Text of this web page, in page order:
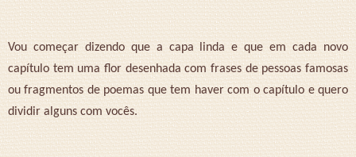
Vou começar dizendo que a capa linda e que em cada novo
capítulo tem uma flor desenhada com frases de pessoas famosas
ou fragmentos de poemas que tem haver com o capítulo e quero
dividir alguns com vocês.